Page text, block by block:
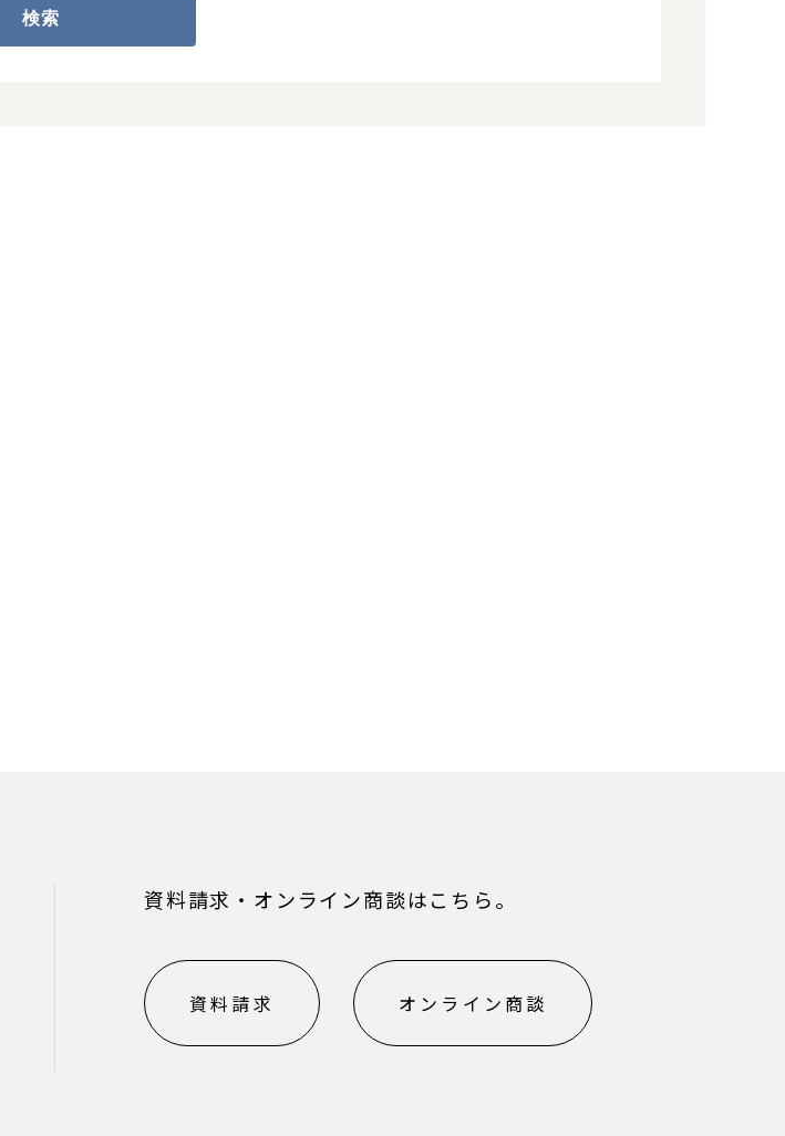
資料請求・オンライン商談はこちら。
資料請求 オンライン商談